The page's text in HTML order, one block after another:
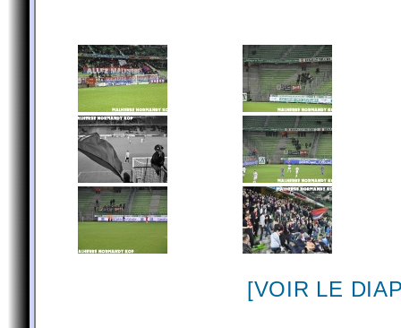
[VOIR LE